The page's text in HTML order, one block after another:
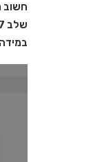
חשוב
שלב 7: יש לשמור ולרשום את מספר התקלה המוצג בתום הדווח!